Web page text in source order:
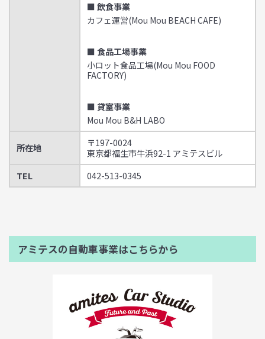
■ 飲食事業
カフェ運営(Mou Mou BEACH CAFE)
■ 食品工場事業
小ロット食品工場(Mou Mou FOOD
FACTORY)
■ 貸室事業
Mou Mou B&H LABO
所在地
〒197-0024
東京都福生市牛浜92-1 アミテスビル
TEL
042-513-0345
アミテスの自動車事業はこちらから